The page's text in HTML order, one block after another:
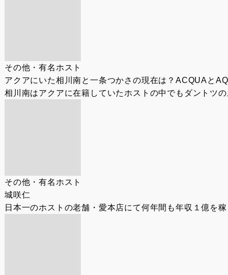
その他・有名ホスト
アクアにいた相川南と一条つかさの現在は？ACQUAと
相川南はアクアに在籍していたホストの中でもダントツ
その他・有名ホスト
城咲仁
日本一のホストの老舗・愛本店にて何年間も年収１億を